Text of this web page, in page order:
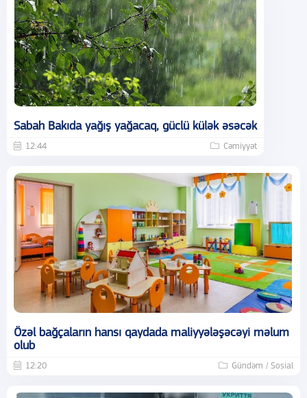
Sabah Bakıda yağış yağacaq, güclü külək əsəcək
12:44 Cəmiyyət
Özəl bağçaların hansı qaydada maliyyələşəcəyi məlum
olub
12:20 Gündəm / Sosial